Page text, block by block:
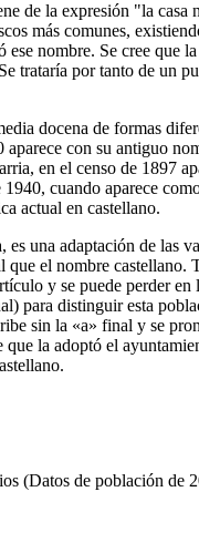
de la expresión "la casa
más comunes,
nombre. Se cree que
trataría por tanto de un
docena de formas
con su antiguo
en el censo de 1897
cuando aparece
actual en castellano.
una adaptación de las
el nombre castellano.
y se puede perder
para distinguir esta
sin la «a» final y se
la adoptó el
(Datos de población de